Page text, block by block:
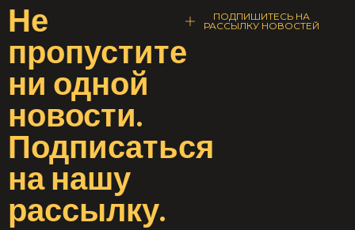
Не
пропустите
ни одной
новости.
Подписаться
нанашу
рассылку.
ПОДПИШИТЕСЬ НА
РАССЫЛКУ НОВОСТЕЙ